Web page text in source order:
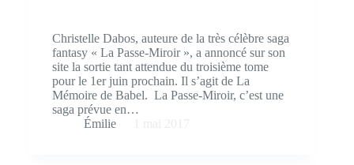
Christelle Dabos, auteure de la très célèbre saga
fantasy « La Passe-Miroir », a annoncé sur son
site la sortie tant attendue du troisième tome
pour le 1er juin prochain. Il s’agit de La
Mémoire de Babel. La Passe-Miroir, c’est une
saga prévue en…
Émilie